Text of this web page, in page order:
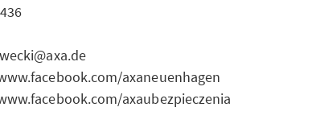
axaneuenhagen
axaubezpieczenia